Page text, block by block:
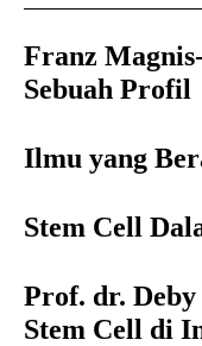
Franz
Sebuah Profil
Ilmu yang
Stem Cell
Prof. dr.
Stem Cell di